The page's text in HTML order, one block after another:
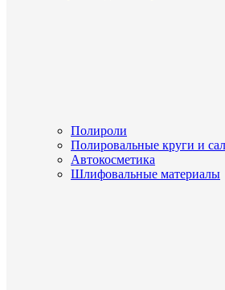
Полироли
Полировальные круги и
Автокосметика
Шлифовальные материалы